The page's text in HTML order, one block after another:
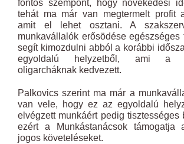
fontos szempont, hogy növekedési
tehát ma már van megtermelt profit
amit el lehet osztani. A
munkavállalók erősödése egészséges
segít kimozdulni abból a korábbi
egyoldalú helyzetből, ami a
oligarcháknak kedvezett.
Palkovics szerint ma már a
van vele, hogy ez az egyoldalú
elvégzett munkáért pedig tisztességes
ezért a Munkástanácsok támogatja
jogos követeléseket.